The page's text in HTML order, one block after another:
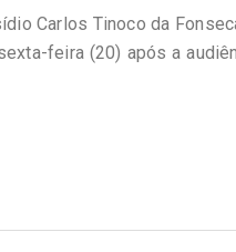
Carlos Tinoco da
feira (20) após a